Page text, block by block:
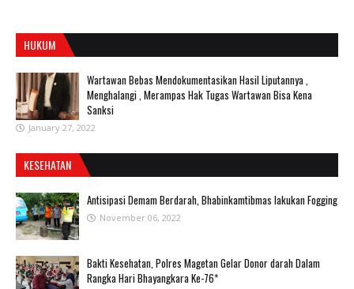
HUKUM
Wartawan Bebas Mendokumentasikan Hasil Liputannya ,
Menghalangi , Merampas Hak Tugas Wartawan Bisa Kena
Sanksi
January 27, 2022
KESEHATAN
Antisipasi Demam Berdarah, Bhabinkamtibmas lakukan Fogging
November 06, 2022
Bakti Kesehatan, Polres Magetan Gelar Donor darah Dalam
Rangka Hari Bhayangkara Ke-76*